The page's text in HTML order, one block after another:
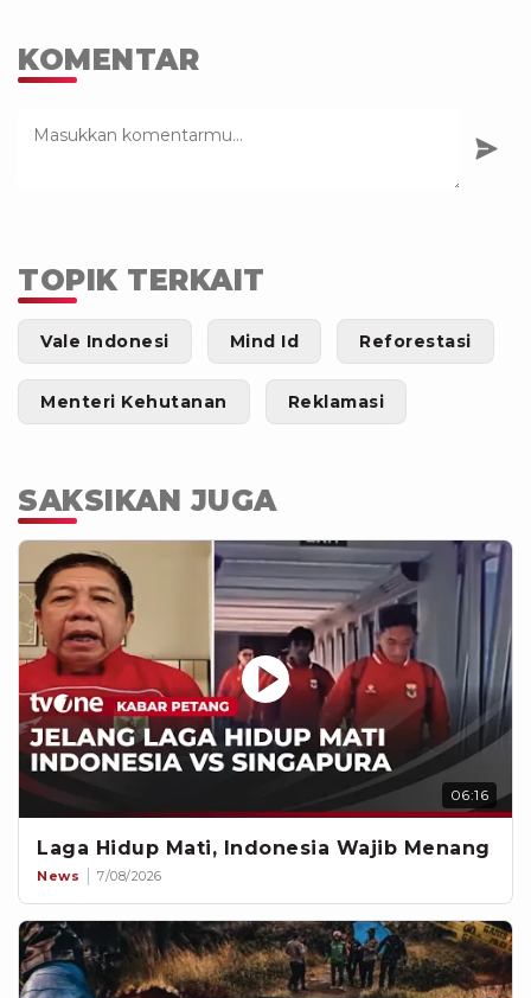
KOMENTAR
TOPIK TERKAIT
Vale Indonesi Mind Id Reforestasi
Menteri Kehutanan Reklamasi
SAKSIKAN JUGA
06:16
Laga Hidup Mati, Indonesia Wajib Menang
News 7/08/2026